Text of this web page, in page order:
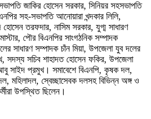
জাকির হোসেন সরকার, সিনিয়র সহসভাপতি
সহ-সভাপতি আনোয়ারা খন্দকার লিলি,
তরফদার, নাসিম সরকার, যুগ্ম সাধারণ
পৌর বিএনপির সাংগঠনিক সম্পাদক
সাধারণ সম্পাদক চাঁন মিয়া, উপজেলা যুব দলের
সচিব শাহাদত হোসেন ফকির, উপজেলা
সাইদ প্রমুখ। সমাবেশে বিএনপি, কৃষক দল,
মহিলাদল, স্বেচ্ছাসেবক দলসহ বিভিন্ন অঙ্গ ও
উপস্থিত ছিলেন।